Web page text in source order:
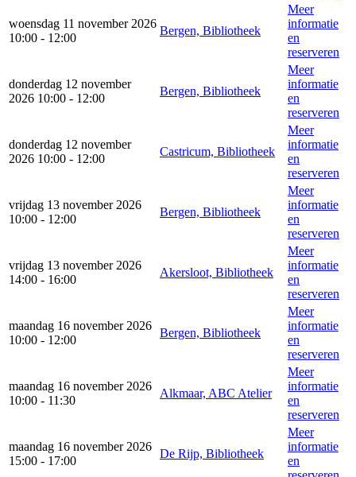
woensdag 11 november 2026
10:00 - 12:00
Bergen, Bibliotheek
Meer
informatie
en
reserveren
donderdag 12 november
2026 10:00 - 12:00
Bergen, Bibliotheek
Meer
informatie
en
reserveren
donderdag 12 november
2026 10:00 - 12:00
Castricum, Bibliotheek
Meer
informatie
en
reserveren
vrijdag 13 november 2026
10:00 - 12:00
Bergen, Bibliotheek
Meer
informatie
en
reserveren
vrijdag 13 november 2026
14:00 - 16:00
Akersloot, Bibliotheek
Meer
informatie
en
reserveren
maandag 16 november 2026
10:00 - 12:00
Bergen, Bibliotheek
Meer
informatie
en
reserveren
maandag 16 november 2026
10:00 - 11:30
Alkmaar, ABC Atelier
Meer
informatie
en
reserveren
maandag 16 november 2026
15:00 - 17:00
De Rijp, Bibliotheek
Meer
informatie
en